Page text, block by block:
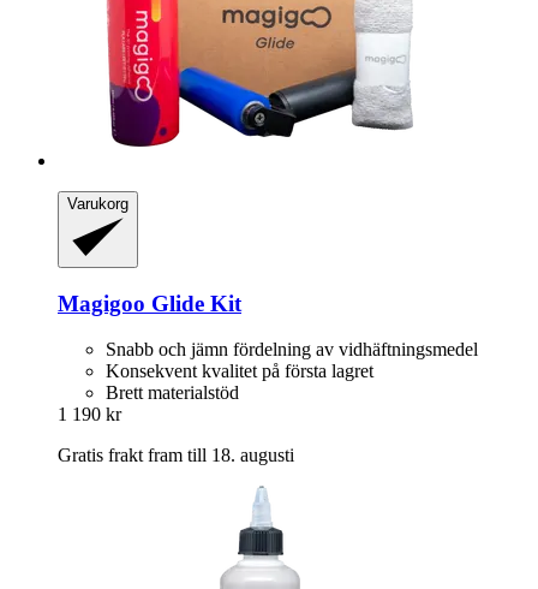
Varukorg
Magigoo Glide Kit
Snabb och jämn fördelning av vidhäftningsmedel
Konsekvent kvalitet på första lagret
Brett materialstöd
1 190 kr
Gratis frakt fram till 18. augusti